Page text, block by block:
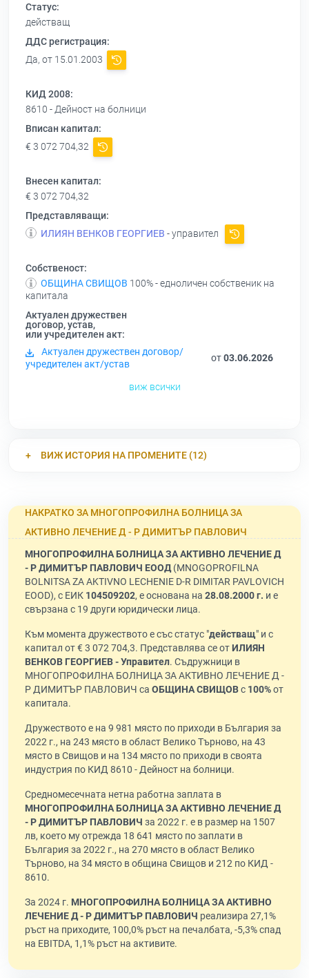
Статус:
действащ
ДДС регистрация:
Да, от 15.01.2003
КИД 2008:
8610 - Дейност на болници
Вписан капитал:
€ 3 072 704,32
Внесен капитал:
€ 3 072 704,32
Представляващи:
ИЛИЯН ВЕНКОВ ГЕОРГИЕВ - управител
Собственост:
ОБЩИНА СВИЩОВ 100% - едноличен собственик на
капитала
Актуален дружествен
договор, устав,
или учредителен акт:
Актуален дружествен договор/
учредителен акт/устав
от03.06.2026
виж всички
ВИЖ ИСТОРИЯ НА ПРОМЕНИТЕ (12)
НАКРАТКО ЗА МНОГОПРОФИЛНА БОЛНИЦА ЗА
АКТИВНО ЛЕЧЕНИЕ Д - Р ДИМИТЪР ПАВЛОВИЧ
МНОГОПРОФИЛНА БОЛНИЦА ЗА АКТИВНО ЛЕЧЕНИЕ Д
- Р ДИМИТЪР ПАВЛОВИЧ ЕООД(MNOGOPROFILNA
BOLNITSA ZA AKTIVNO LECHENIE D-R DIMITAR PAVLOVICH
EOOD), с ЕИК 104509202, е основана на 28.08.2000 г. и е
свързана с 19 други юридически лица.
Към момента дружеството е със статус "действащ" и с
капитал от € 3 072 704,3. Представлява се отИЛИЯН
ВЕНКОВ ГЕОРГИЕВ - Управител. Съдружници в
МНОГОПРОФИЛНА БОЛНИЦА ЗА АКТИВНО ЛЕЧЕНИЕ Д -
Р ДИМИТЪР ПАВЛОВИЧ са ОБЩИНА СВИЩОВс 100%от
капитала.
Дружеството е на 9 981 място по приходи в България за
2022 г., на 243 място в област Велико Търново, на 43
място в Свищов и на 134 място по приходи в своята
индустрия по КИД 8610 - Дейност на болници.
Средномесечната нетна работна заплата в
МНОГОПРОФИЛНА БОЛНИЦА ЗА АКТИВНО ЛЕЧЕНИЕ Д
- Р ДИМИТЪР ПАВЛОВИЧ за 2022 г. е в размер на 1507
лв, което му отрежда 18 641 място по заплати в
България за 2022 г., на 270 място в област Велико
Търново, на 34 място в община Свищов и 212 по КИД -
8610.
За 2024 г. МНОГОПРОФИЛНА БОЛНИЦА ЗА АКТИВНО
ЛЕЧЕНИЕ Д - Р ДИМИТЪР ПАВЛОВИЧ реализира 27,1%
ръст на приходите, 100,0% ръст на печалбата, -5,3% спад
на EBITDA, 1,1% ръст на активите.